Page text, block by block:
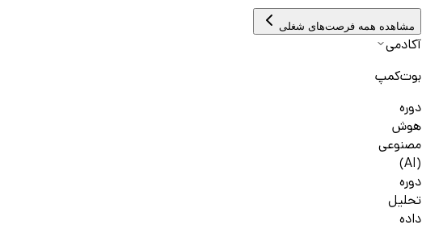
مشاهده همه فرصت‌های شغلی
آکادمی
بوت‌کمپ
دوره
هوش
مصنوعی
(AI)
دوره
تحلیل
داده